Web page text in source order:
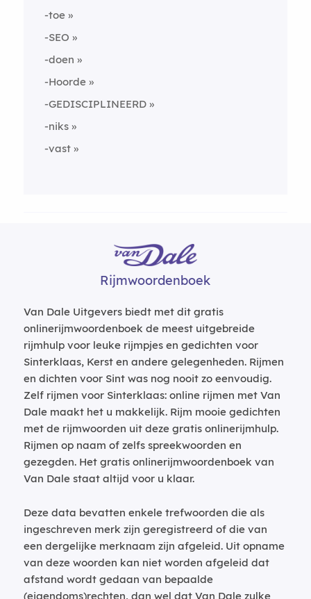
-toe
-SEO
-doen
-Hoorde
-GEDISCIPLINEERD
-niks
-vast
Rijmwoordenboek
Van Dale Uitgevers biedt met dit gratis
onlinerijmwoordenboek de meest uitgebreide
rijmhulp voor leuke rijmpjes en gedichten voor
Sinterklaas, Kerst en andere gelegenheden. Rijmen
en dichten voor Sint was nog nooit zo eenvoudig.
Zelf rijmen voor Sinterklaas: online rijmen met Van
Dale maakt het u makkelijk. Rijm mooie gedichten
met de rijmwoorden uit deze gratis onlinerijmhulp.
Rijmen op naam of zelfs spreekwoorden en
gezegden. Het gratis onlinerijmwoordenboek van
Van Dale staat altijd voor u klaar.
Deze data bevatten enkele trefwoorden die als
ingeschreven merk zijn geregistreerd of die van
een dergelijke merknaam zijn afgeleid. Uit opname
van deze woorden kan niet worden afgeleid dat
afstand wordt gedaan van bepaalde
(eigendoms)rechten, dan wel dat Van Dale zulke